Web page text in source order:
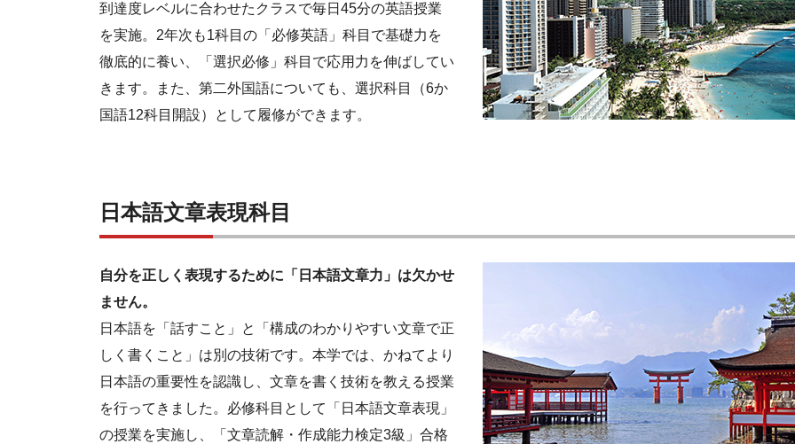
到達度レベルに合わせたクラスで毎日45分の英語授業
を実施。2年次も1科目の「必修英語」科目で基礎力を
徹底的に養い、「選択必修」科目で応用力を伸ばしてい
きます。また、第二外国語についても、選択科目（6か
国語12科目開設）として履修ができます。
日本語文章表現科目
自分を正しく表現するために「日本語文章力」は欠かせ
ません。
日本語を「話すこと」と「構成のわかりやすい文章で正
しく書くこと」は別の技術です。本学では、かねてより
日本語の重要性を認識し、文章を書く技術を教える授業
を行ってきました。必修科目として「日本語文章表現」
の授業を実施し、「文章読解・作成能力検定3級」合格